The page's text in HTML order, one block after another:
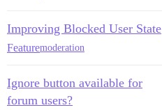
Improving Blocked User State
Featuremoderation
Ignore button available for
forum users?